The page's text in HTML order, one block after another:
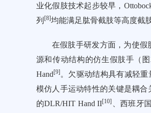
业化假肢技术起步较早，
列 [8]均能满足肱骨截肢等高度截
在假肢手研发方面，为使
源和传动结构的仿生假肢手（
Hand[9] 。欠驱动结构具有减轻
模仿人手运动特性的关键是耦
的DLR/HIT Hand II[10] 、西班牙